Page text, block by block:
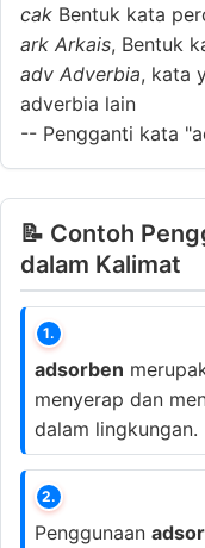
cak Bentuk kata
ark Arkais, Bentuk
adv Adverbia, kata
adverbia lain
-- Pengganti kata
📝 Contoh
dalam Kalimat
1.
adsorben
menyerap dan
dalam lingkungan.
2.
Penggunaan